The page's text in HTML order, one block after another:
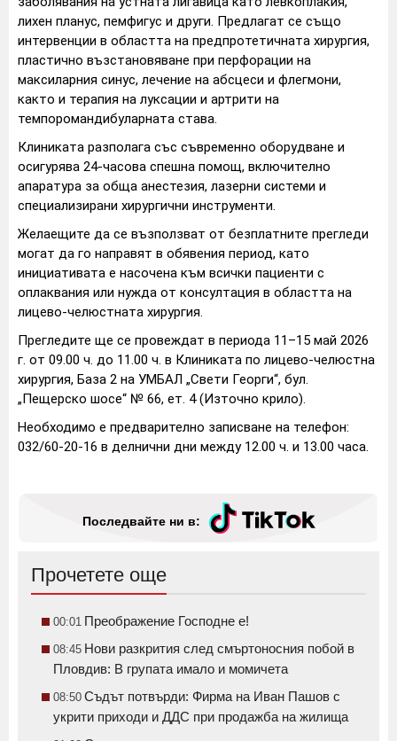
лихен планус, пемфигус и други. Предлагат се също
интервенции в областта на предпротетичната хирургия,
пластично възстановяване при перфорации на
максиларния синус, лечение на абсцеси и флегмони,
както и терапия на луксации и артрити на
темпоромандибуларната става.
Клиниката разполага със съвременно оборудване и
осигурява 24-часова спешна помощ, включително
апаратура за обща анестезия, лазерни системи и
специализирани хирургични инструменти.
Желаещите да се възползват от безплатните прегледи
могат да го направят в обявения период, като
инициативата е насочена към всички пациенти с
оплаквания или нужда от консултация в областта на
лицево-челюстната хирургия.
Прегледите ще се провеждат в периода 11–15 май 2026
г. от 09.00 ч. до 11.00 ч. в Клиниката по лицево-челюстна
хирургия, База 2 на УМБАЛ „Свети Георги“, бул.
„Пещерско шосе“ № 66, ет. 4 (Източно крило).
Необходимо е предварително записване на телефон:
032/60-20-16 в делнични дни между 12.00 ч. и 13.00 часа.
Последвайте ни в:
Прочетете още
00:01 Преображение Господне е!
08:45 Нови разкрития след смъртоносния побой в
Пловдив: В групата имало и момичета
08:50 Съдът потвърди: Фирма на Иван Пашов с
укрити приходи и ДДС при продажба на жилища